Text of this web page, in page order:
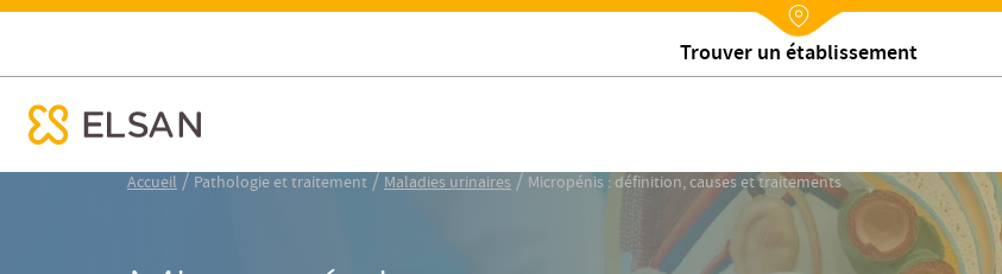
Nx:Aller
Nx:Annuaire
Trouver un établissement
Micropénis : définition, causes et traitements
menu mobile
Accueil/ Pathologie et traitement/Maladies urinaires/ Micropénis : définition, causes et traitements
Diagnostic